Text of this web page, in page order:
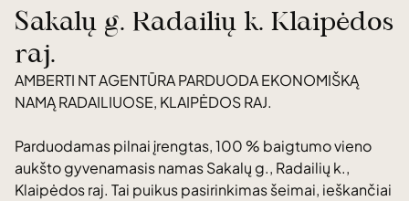
Sakalų g. Radailių k. Klaipėdos
raj.
AMBERTI NT AGENTŪRA PARDUODA EKONOMIŠKĄ
NAMĄ RADAILIUOSE, KLAIPĖDOS RAJ.
Parduodamas pilnai įrengtas, 100 % baigtumo vieno
aukšto gyvenamasis namas Sakalų g., Radailių k.,
Klaipėdos raj. Tai puikus pasirinkimas šeimai, ieškančiai